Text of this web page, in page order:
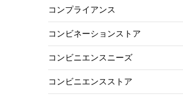
コンプライアンス
コンビネーションストア
コンビニエンスニーズ
コンビニエンスストア